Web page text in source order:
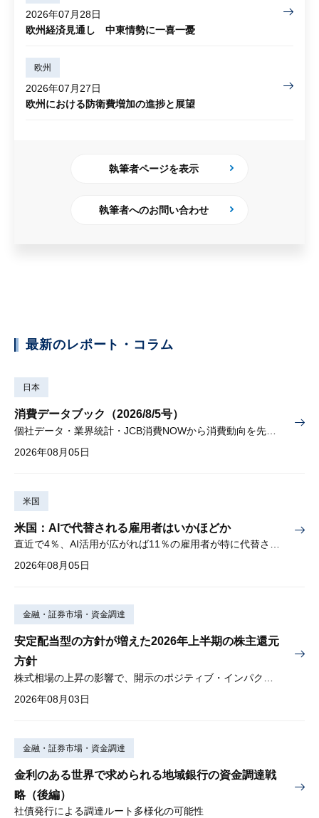
2026年07月28日
欧州経済見通し 中東情勢に一喜一憂
欧州
2026年07月27日
欧州における防衛費増加の進捗と展望
執筆者ページを表示
執筆者へのお問い合わせ
最新のレポート・コラム
日本
消費データブック（2026/8/5号）
2026年08月05日
米国
米国：AIで代替される雇用者はいかほどか
直近で4％、AI活用が広がれば11％の雇用者が特に代替されやすい
2026年08月05日
金融・証券市場・資金調達
安定配当型の方針が増えた2026年上半期の株主還元
方針
2026年08月03日
金融・証券市場・資金調達
金利のある世界で求められる地域銀行の資金調達戦
略（後編）
社債発行による調達ルート多様化の可能性